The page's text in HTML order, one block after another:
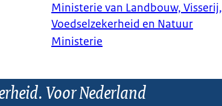
Ministerie van Landbouw, Visserij,
Voedselzekerheid en Natuur
Ministerie
Voor Nederland